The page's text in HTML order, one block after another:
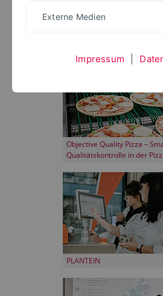
Objective Quality Pizza –
Qualitätskontrolle in der
PLANTEIN
Externe Medien
Impressum